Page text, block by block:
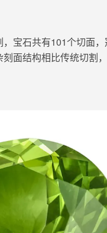
，宝石共有101个切面
刻面结构相比传统切割